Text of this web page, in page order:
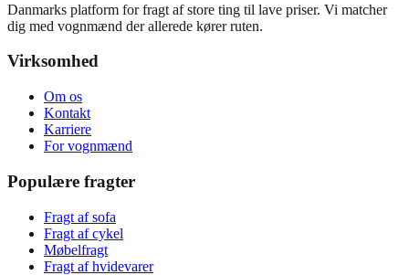
Danmarks platform for fragt af store ting til lave priser. Vi matcher
dig med vognmænd der allerede kører ruten.
Virksomhed
Om os
Kontakt
Karriere
For vognmænd
Populære fragter
Fragt af sofa
Fragt af cykel
Møbelfragt
Fragt af hvidevarer